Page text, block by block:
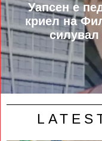
Уапсен е
криел на
силувал